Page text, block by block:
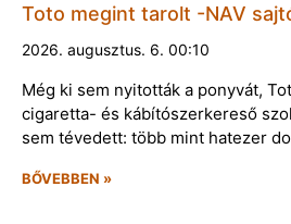
Toto megint tarolt -NAV
2026. augusztus. 6. 00:10
Még ki sem nyitották a ponyvát,
cigaretta- és kábítószerkereső
sem tévedett: több mint hatezer
BŐVEBBEN »